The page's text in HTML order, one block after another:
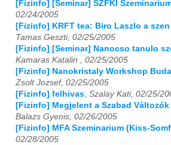
2018 01 02
2019 01 02 03 04 05 06
2020 01 02 03 04 05 06 07
2021 01 02 03 04 05 06
2022 01 02 03 04 05 06 07 08 09
2023 01 02 03 04 05 06 07 08 09
[Fizinfo] [Seminar] SZFKI
02/24/2005
[Fizinfo] KRFT tea: Biro Laszlo a
Tamas Geszti, 02/25/2005
[Fizinfo] [Seminar] Nanocso tanulo
Kamaras Katalin , 02/25/2005
[Fizinfo] Nanokristaly Workshop
Zsolt Jozsef, 02/25/2005
[Fizinfo] felhivas, Szalay Kati, 02/25/
[Fizinfo] Megjelent a Szabad
Balazs Gyenis, 02/26/2005
[Fizinfo] MFA Szeminarium (Kiss-
02/28/2005